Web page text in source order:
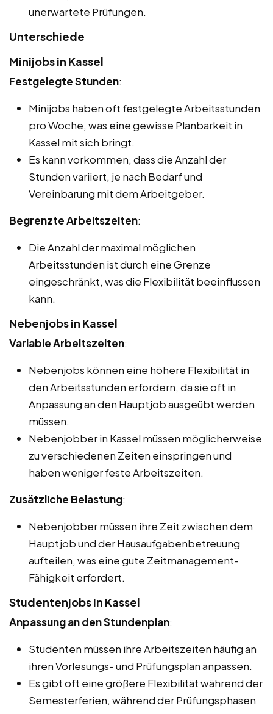
unerwartete Prüfungen.
Unterschiede
Minijobs in Kassel
Festgelegte Stunden:
Minijobs haben oft festgelegte Arbeitsstunden
pro Woche, was eine gewisse Planbarkeit in
Kassel mit sich bringt.
Es kann vorkommen, dass die Anzahl der
Stunden variiert, je nach Bedarf und
Vereinbarung mit dem Arbeitgeber.
Begrenzte Arbeitszeiten:
Die Anzahl der maximal möglichen
Arbeitsstunden ist durch eine Grenze
eingeschränkt, was die Flexibilität beeinflussen
kann.
Nebenjobs in Kassel
Variable Arbeitszeiten:
Nebenjobs können eine höhere Flexibilität in
den Arbeitsstunden erfordern, da sie oft in
Anpassung an den Hauptjob ausgeübt werden
müssen.
Nebenjobber in Kassel müssen möglicherweise
zu verschiedenen Zeiten einspringen und
haben weniger feste Arbeitszeiten.
Zusätzliche Belastung:
Nebenjobber müssen ihre Zeit zwischen dem
Hauptjob und der Hausaufgabenbetreuung
aufteilen, was eine gute Zeitmanagement-
Fähigkeit erfordert.
Studentenjobs in Kassel
Anpassung an den Stundenplan:
Studenten müssen ihre Arbeitszeiten häufig an
ihren Vorlesungs- und Prüfungsplan anpassen.
Es gibt oft eine größere Flexibilität während der
Semesterferien, während der Prüfungsphasen